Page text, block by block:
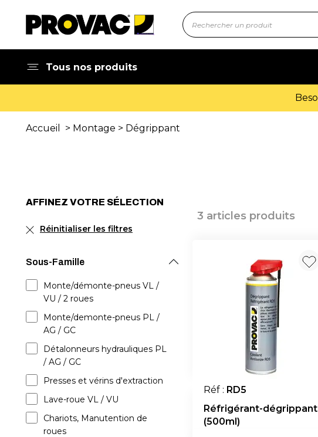
Tous nos produits
Accueil > Montage > Dégrippant
AFFINEZ VOTRE SÉLECTION
Réinitialiser les filtres
Sous-Famille
Monte/démonte-pneus VL /
VU / 2 roues
Monte/demonte-pneus PL /
AG / GC
Détalonneurs hydrauliques PL
/ AG / GC
Presses et vérins d'extraction
Lave-roue VL / VU
Chariots, Manutention de
roues
3 articles produits
Réf : RD5
Réfrigérant-dégrippant
(500ml)